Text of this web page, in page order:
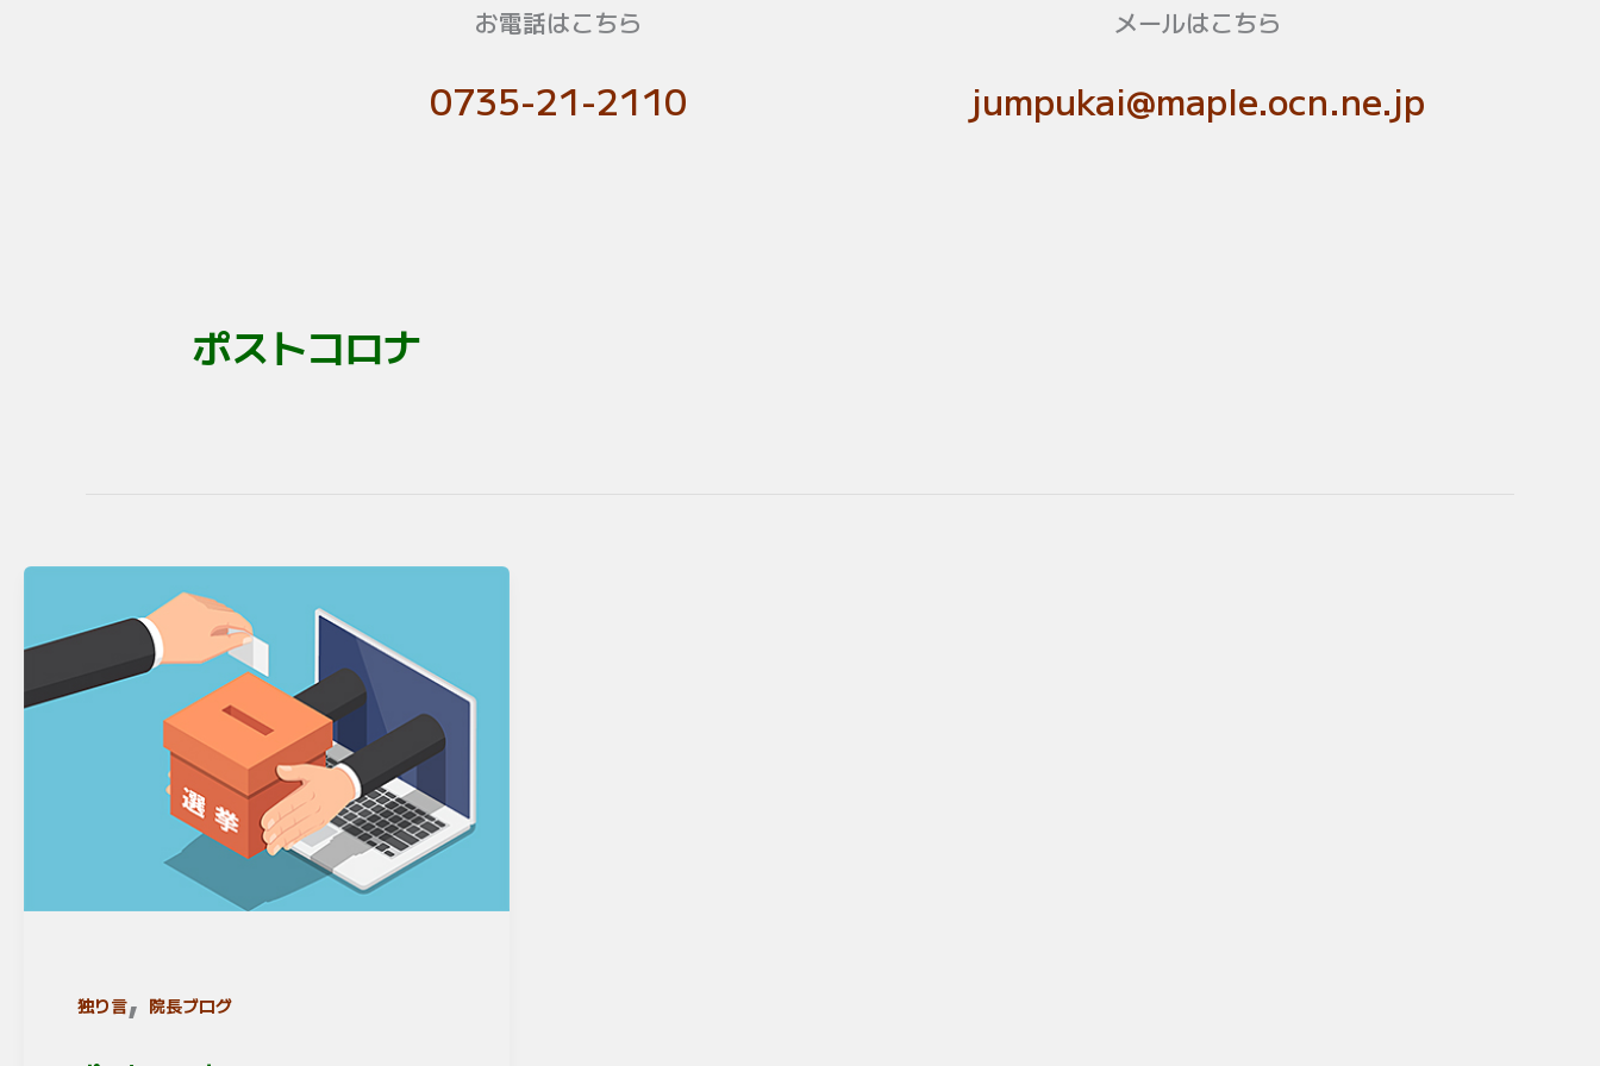
お電話はこちら
0735-21-2110
メールはこちら
jumpukai@maple.ocn.ne.jp
ポストコロナ
独り言, 院長ブログ